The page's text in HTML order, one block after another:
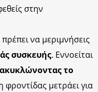
στην
να μεριμνήσεις
συσκευής. Εννοείται
το
φροντίδας μετράει για